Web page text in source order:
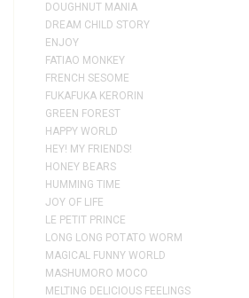
DOUGHNUT MANIA
DREAM CHILD STORY
ENJOY
FATIAO MONKEY
FRENCH SESOME
FUKAFUKA KERORIN
GREEN FOREST
HAPPY WORLD
HEY! MY FRIENDS!
HONEY BEARS
HUMMING TIME
JOY OF LIFE
LE PETIT PRINCE
LONG LONG POTATO WORM
MAGICAL FUNNY WORLD
MASHUMORO MOCO
MELTING DELICIOUS FEELINGS